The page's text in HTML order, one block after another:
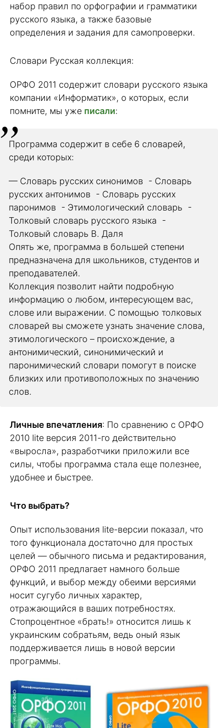
набор правил по орфографии и грамматики
русского языка, а также базовые
определения и задания для самопроверки.
Словари Русская коллекция:
ОРФО 2011 содержит словари русского языка
компании «Информатик», о которых, если
помните, мы уже писали:
Программа содержит в себе 6 словарей,
среди которых:
— Словарь русских синонимов - Словарь
русских антонимов - Словарь русских
паронимов - Этимологический словарь -
Толковый словарь русского языка -
Толковый словарь В. Даля
Опять же, программа в большей степени
предназначена для школьников, студентов и
преподавателей.
Коллекция позволит найти подробную
информацию о любом, интересующем вас,
слове или выражении. С помощью толковых
словарей вы сможете узнать значение слова,
этимологического – происхождение, а
антонимический, синонимический и
паронимический словари помогут в поиске
близких или противоположных по значению
слов.
Личные впечатления: По сравнению с ОРФО
2010 lite версия 2011-го действительно
«выросла», разработчики приложили все
силы, чтобы программа стала еще полезнее,
удобнее и быстрее.
Что выбрать?
Опыт использования lite-версии показал, что
того функционала достаточно для простых
целей — обычного письма и редактирования,
ОРФО 2011 предлагает намного больше
функций, и выбор между обеими версиями
носит сугубо личных характер,
отражающийся в ваших потребностях.
Стопроцентное «брать!» относится лишь к
украинским собратьям, ведь оный язык
поддерживается лишь в новой версии
программы.